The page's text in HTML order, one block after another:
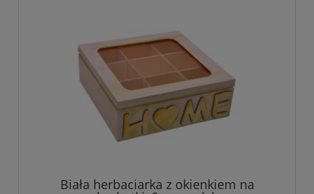
Biała herbaciarka z okienkiem na